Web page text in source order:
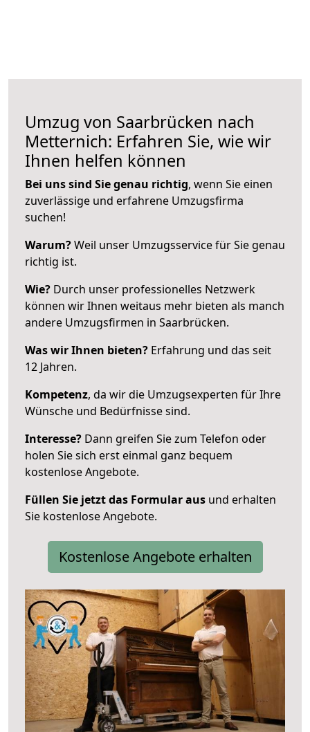
Umzug von Saarbrücken nach
Metternich: Erfahren Sie, wie wir
Ihnen helfen können
Bei uns sind Sie genau richtig, wenn Sie einen
zuverlässige und erfahrene Umzugsfirma
suchen!
Warum?Weil unser Umzugsservice für Sie genau
richtig ist.
Wie? Durch unser professionelles Netzwerk
können wir Ihnen weitaus mehr bieten als manch
andere Umzugsfirmen in Saarbrücken.
Was wir Ihnen bieten? Erfahrung und das seit
12 Jahren.
Kompetenz, da wir die Umzugsexperten für Ihre
Wünsche und Bedürfnisse sind.
Interesse? Dann greifen Sie zum Telefon oder
holen Sie sich erst einmal ganz bequem
kostenlose Angebote.
Füllen Sie jetzt das Formular aus und erhalten
Sie kostenlose Angebote.
Kostenlose Angebote erhalten